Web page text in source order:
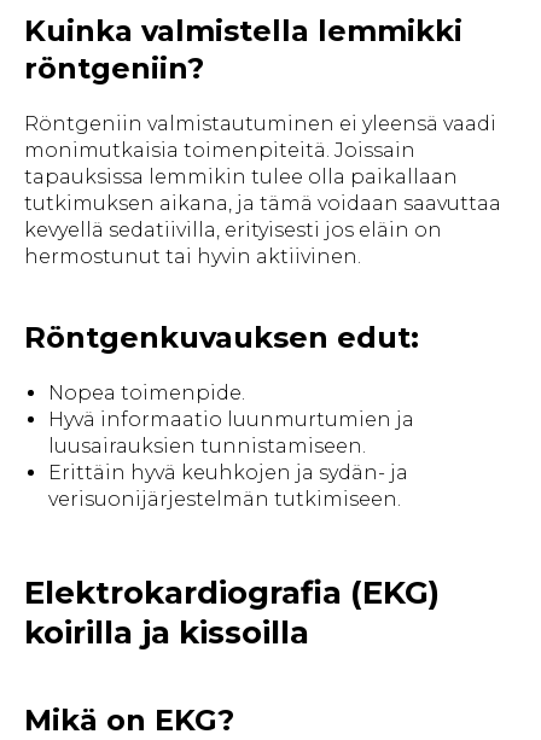
Kuinka valmistella lemmikki
röntgeniin?
Röntgeniin valmistautuminen ei yleensä vaadi
monimutkaisia toimenpiteitä. Joissain
tapauksissa lemmikin tulee olla paikallaan
tutkimuksen aikana, ja tämä voidaan saavuttaa
kevyellä sedatiivilla, erityisesti jos eläin on
hermostunut tai hyvin aktiivinen.
Röntgenkuvauksen edut:
Nopea toimenpide.
Hyvä informaatio luunmurtumien ja
luusairauksien tunnistamiseen.
Erittäin hyvä keuhkojen ja sydän- ja
verisuonijärjestelmän tutkimiseen.
Elektrokardiografia (EKG)
koirilla ja kissoilla
Mikä on EKG?